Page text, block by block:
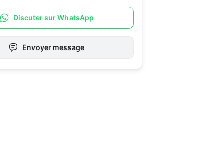
Discuter sur WhatsApp
Envoyer message